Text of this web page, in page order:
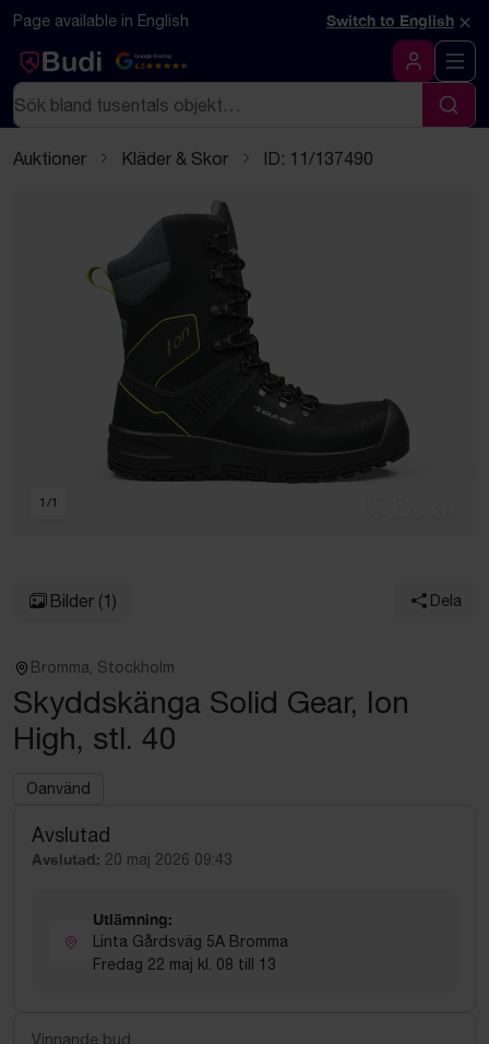
Hoppa till innehåll
Textbaserad (markdown) version av denna sida
Page available in English Switch to English ×
Google Rating
4.5
Logga in
Sök
Sök
Auktioner Kläder & Skor ID: 11/137490
1 /1
Bilder (1) Dela
Bromma, Stockholm
Skyddskänga Solid Gear, Ion
High, stl. 40
Oanvänd
Avslutad
Avslutad: 20 maj 2026 09:43
Utlämning:
Linta Gårdsväg 5A Bromma
Fredag 22 maj kl. 08 till 13
Vinnande bud